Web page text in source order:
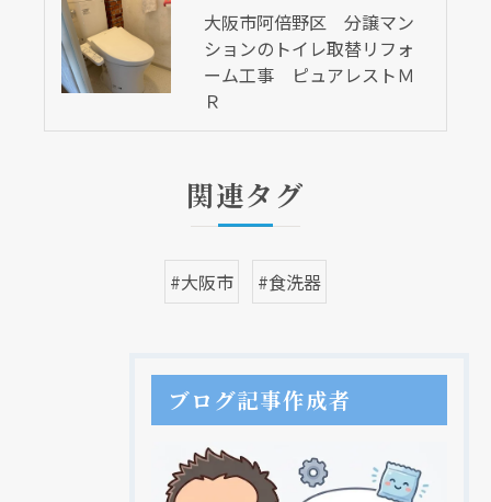
大阪市阿倍野区 分譲マン
ションのトイレ取替リフォ
ーム工事 ピュアレストＭ
Ｒ
関連タグ
#大阪市 #食洗器
ブログ記事作成者